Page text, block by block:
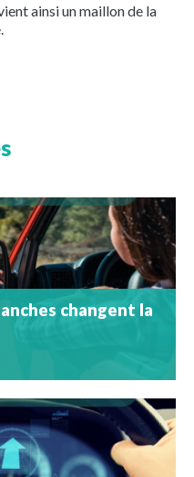
ainsi un maillon de la
changent la